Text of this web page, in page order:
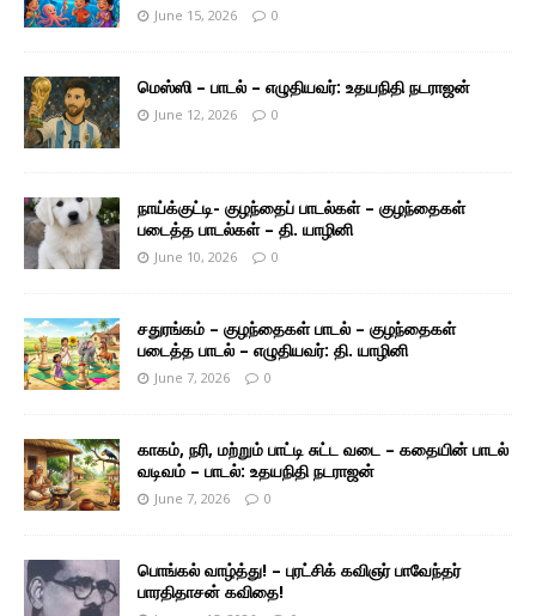
June 15, 2026 0
மெஸ்ஸி – பாடல் – எழுதியவர்: உதயநிதி நடராஜன்
June 12, 2026 0
நாய்க்குட்டி- குழந்தைப் பாடல்கள் – குழந்தைகள்
படைத்த பாடல்கள் – தி. யாழினி
June 10, 2026 0
சதுரங்கம் – குழந்தைகள் பாடல் – குழந்தைகள்
படைத்த பாடல் – எழுதியவர்: தி. யாழினி
June 7, 2026 0
காகம், நரி, மற்றும் பாட்டி சுட்ட வடை – கதையின் பாடல்
வடிவம் – பாடல்: உதயநிதி நடராஜன்
June 7, 2026 0
பொங்கல் வாழ்த்து! – புரட்சிக் கவிஞர் பாவேந்தர்
பாரதிதாசன் கவிதை!